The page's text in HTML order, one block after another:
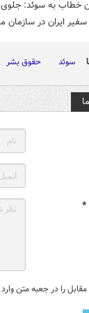
خطاب به سوئد: جلوی
ایران در سازمان
سوئد حقوق بشر
*
را در جعبه متن وارد